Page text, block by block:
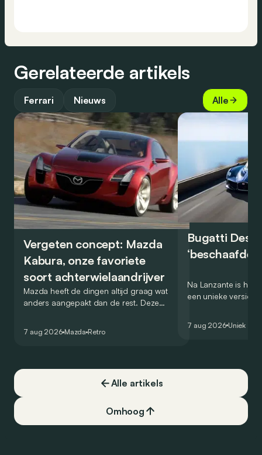
Gerelateerde artikels
Ferrari Nieuws Alle
Vergeten concept: Mazda
Kabura, onze favoriete
soort achterwielaandrijver
Mazda heeft de dingen altijd graag wat
anders aangepakt dan de rest. Deze
7 aug 2026 Mazda Retro
Bugatti
‘beschaafde’
Na Lanzante is het
een unieke versie
7 aug 2026 Uniek
Alle artikels
Omhoog